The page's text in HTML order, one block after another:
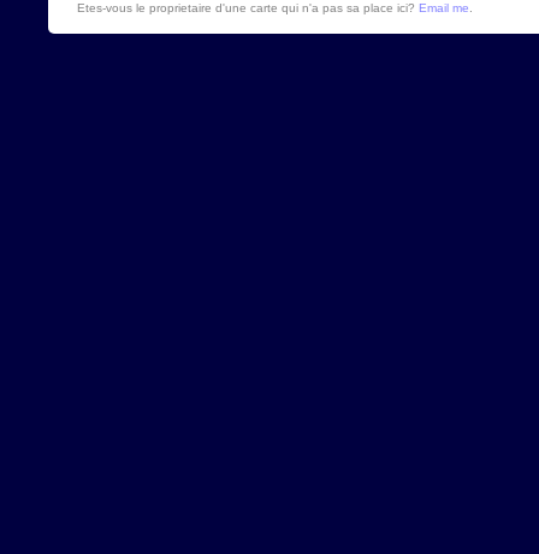
Etes-vous le proprietaire d'une carte qui n'a pas sa place ici? Email me